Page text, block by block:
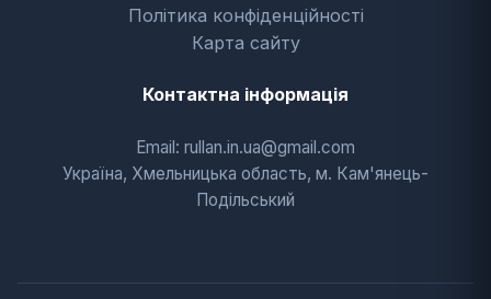
Політика конфіденційності
Карта сайту
Контактна інформація
Email: rullan.in.ua@gmail.com
Україна, Хмельницька область, м. Кам'янець-
Подільський